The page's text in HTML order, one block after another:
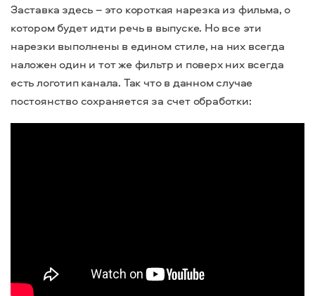
Заставка здесь – это короткая нарезка из фильма, о
котором будет идти речь в выпуске. Но все эти
нарезки выполнены в едином стиле, на них всегда
наложен один и тот же фильтр и поверх них всегда
есть логотип канала. Так что в данном случае
постоянство сохраняется за счет обработки: